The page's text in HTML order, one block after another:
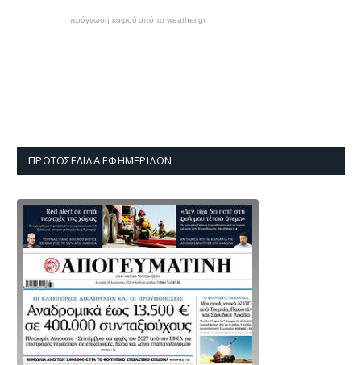
πρόγνωση καιρού από το weather.gr
ΠΡΩΤΟΣΈΛΙΔΑ ΕΦΗΜΕΡΊΔΩΝ